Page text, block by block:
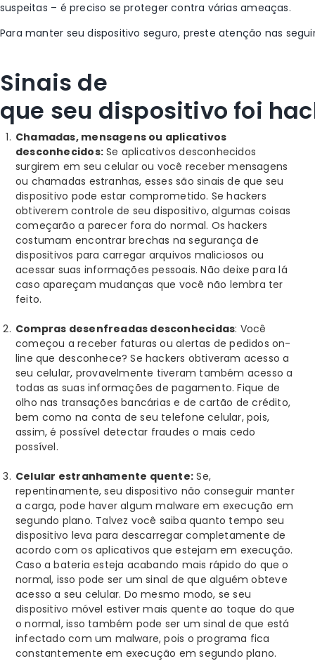
suspeitas – é preciso se proteger contra várias ameaças.
Para manter seu dispositivo seguro, preste atenção nas
Sinais de
que seu dispositivo foi
Chamadas, mensagens ou aplicativos
desconhecidos:Se aplicativos desconhecidos
surgirem em seu celular ou você receber mensagens
ou chamadas estranhas, esses são sinais de que seu
dispositivo pode estar comprometido. Se hackers
obtiverem controle de seu dispositivo, algumas coisas
começarão a parecer fora do normal. Os hackers
costumam encontrar brechas na segurança de
dispositivos para carregar arquivos maliciosos ou
acessar suas informações pessoais. Não deixe para lá
caso apareçam mudanças que você não lembra ter
feito.
Compras desenfreadas desconhecidas: Você
começou a receber faturas ou alertas de pedidos on-
line que desconhece? Se hackers obtiveram acesso a
seu celular, provavelmente tiveram também acesso a
todas as suas informações de pagamento. Fique de
olho nas transações bancárias e de cartão de crédito,
bem como na conta de seu telefone celular, pois,
assim, é possível detectar fraudes o mais cedo
possível.
Celular estranhamente quente: Se,
repentinamente, seu dispositivo não conseguir manter
a carga, pode haver algum malware em execução em
segundo plano. Talvez você saiba quanto tempo seu
dispositivo leva para descarregar completamente de
acordo com os aplicativos que estejam em execução.
Caso a bateria esteja acabando mais rápido do que o
normal, isso pode ser um sinal de que alguém obteve
acesso a seu celular. Do mesmo modo, se seu
dispositivo móvel estiver mais quente ao toque do que
o normal, isso também pode ser um sinal de que está
infectado com um malware, pois o programa fica
constantemente em execução em segundo plano.